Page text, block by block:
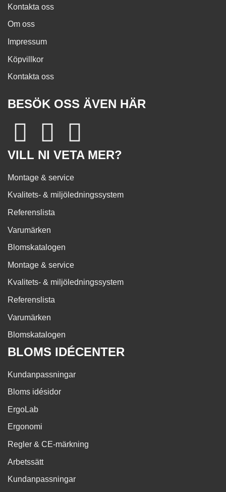
Kontakta oss
Om oss
Impressum
Köpvillkor
Kontakta oss
BESÖK OSS ÄVEN HÄR
VILL NI VETA MER?
Montage & service
Kvalitets- & miljöledningssystem
Referenslista
Varumärken
Blomskatalogen
Montage & service
Kvalitets- & miljöledningssystem
Referenslista
Varumärken
Blomskatalogen
BLOMS IDÉCENTER
Kundanpassningar
Bloms idésidor
ErgoLab
Ergonomi
Regler & CE-märkning
Arbetssätt
Kundanpassningar